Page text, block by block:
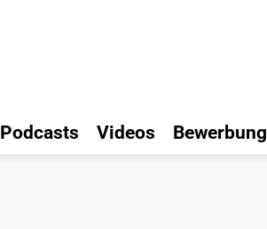
Podcasts Videos Bewerbung